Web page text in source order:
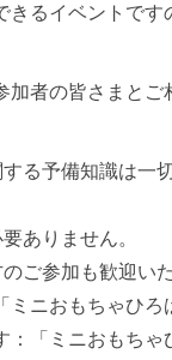
きるイベントです
加者の皆さまと
る予備知識は一
ありません。
ご参加も歓迎い
ミニおもちゃひろ
：「ミニおもちゃ